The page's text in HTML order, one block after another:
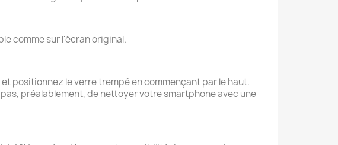
comme sur l'écran original.
positionnez le verre trempé en commençant par le haut.
préalablement, de nettoyer votre smartphone avec une